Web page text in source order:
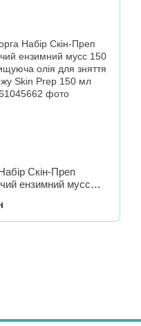
Скін-Преп
ензимний мусс
Skin Prep 150